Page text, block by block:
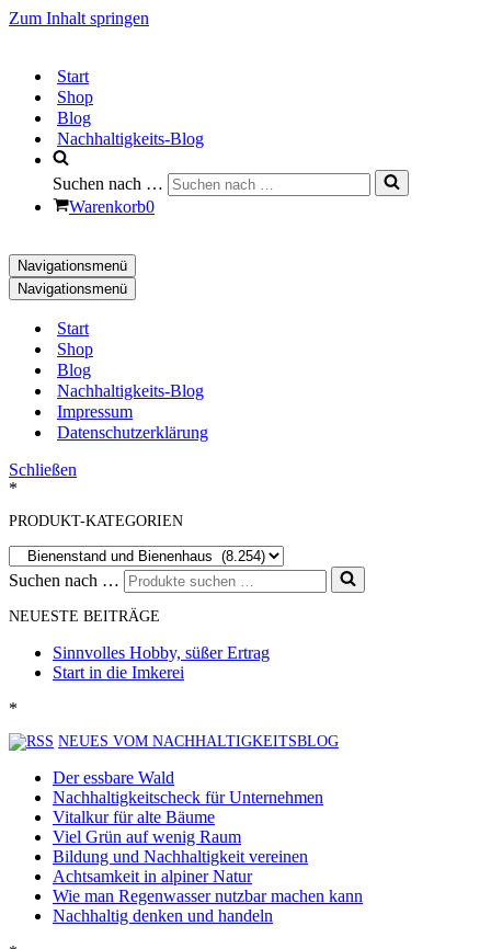
Zum Inhalt springen
Start
Shop
Blog
Nachhaltigkeits-Blog
Suchen nach …
Warenkorb0
Navigationsmenü
Navigationsmenü
Start
Shop
Blog
Nachhaltigkeits-Blog
Impressum
Datenschutzerklärung
Schließen
*
PRODUKT-KATEGORIEN
Suchen nach …
NEUESTE BEITRÄGE
Sinnvolles Hobby, süßer Ertrag
Start in die Imkerei
*
NEUES VOM NACHHALTIGKEITSBLOG
Der essbare Wald
Nachhaltigkeitscheck für Unternehmen
Vitalkur für alte Bäume
Viel Grün auf wenig Raum
Bildung und Nachhaltigkeit vereinen
Achtsamkeit in alpiner Natur
Wie man Regenwasser nutzbar machen kann
Nachhaltig denken und handeln